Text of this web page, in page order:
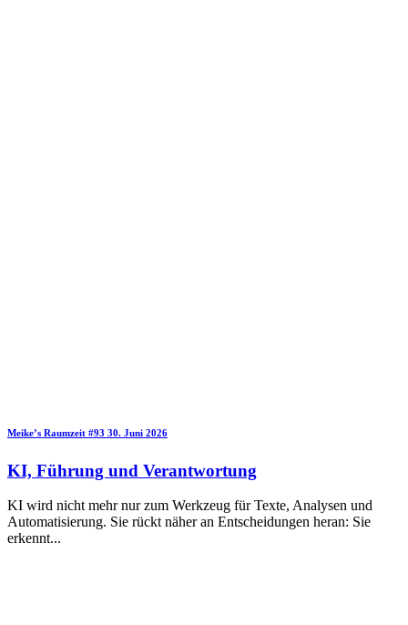
Meike’s Raumzeit #93 30. Juni 2026
KI, Führung und Verantwortung
KI wird nicht mehr nur zum Werkzeug für Texte, Analysen und
Automatisierung. Sie rückt näher an Entscheidungen heran: Sie
erkennt...